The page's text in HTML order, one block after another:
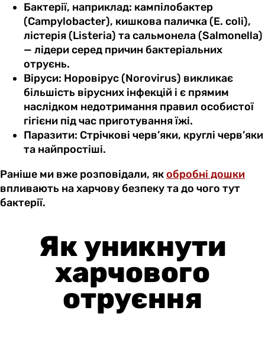
Бактерії, наприклад: кампілобактер
(Campylobacter), кишкова паличка (E. coli),
лістерія (Listeria) та сальмонела (Salmonella)
— лідери серед причин бактеріальних
отруєнь.
Віруси: Норовірус (Norovirus) викликає
більшість вірусних інфекцій і є прямим
наслідком недотримання правил особистої
гігієни під час приготування їжі.
Паразити: Стрічкові черв’яки, круглі черв’яки
та найпростіші.
Раніше ми вже розповідали, якобробні дошки
впливають на харчову безпеку та до чого тут
бактерії.
Як уникнути
харчового
отруєння